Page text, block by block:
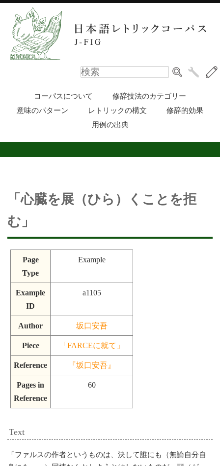
コーパスについて
修辞技法のカテゴリー
意味のパターン
レトリックの構文
修辞的効果
用例の出典
「心臓を展（ひら）くことを拒
む」
Page
Type
Example
Example
ID
a1105
Author 坂口安吾
Piece 「FARCEに就て」
Reference 『坂口安吾』
Pages in
Reference
60
Text
「 ファルスの作者というものは、決して誰にも（無論自分自